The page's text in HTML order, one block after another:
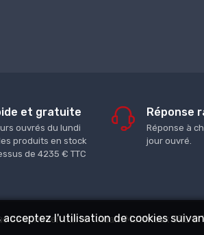
et gratuite
ouvrés du lundi
produits en stock
de 4235 € TTC
Réponse
Réponse à
jour ouvré.
de confidentialité- Adam Matériaux SRL ©
l'utilisation de cookies